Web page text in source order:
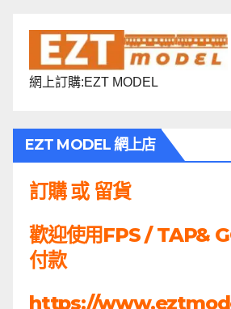
網上訂購:EZT MODEL
EZT MODEL 網上店
訂購 或 留貨
歡迎使用FPS / TAP&
付款
https://